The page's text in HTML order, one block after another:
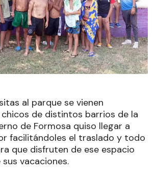
al parque se vienen
de distintos barrios de la
de Formosa quiso llegar a
facilitándoles el traslado y todo
que disfruten de ese espacio
vacaciones.